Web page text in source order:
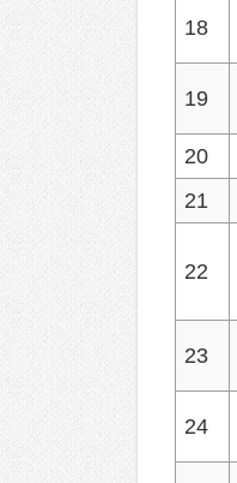
18
19
20
21
22
23
24